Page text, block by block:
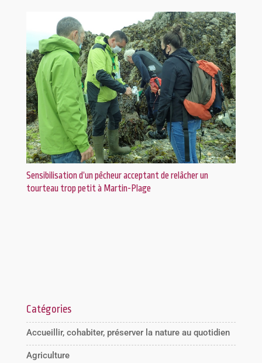
Sensibilisation d’un pêcheur acceptant de relâcher un
tourteau trop petit à Martin-Plage
Catégories
Accueillir, cohabiter, préserver la nature au quotidien
Agriculture